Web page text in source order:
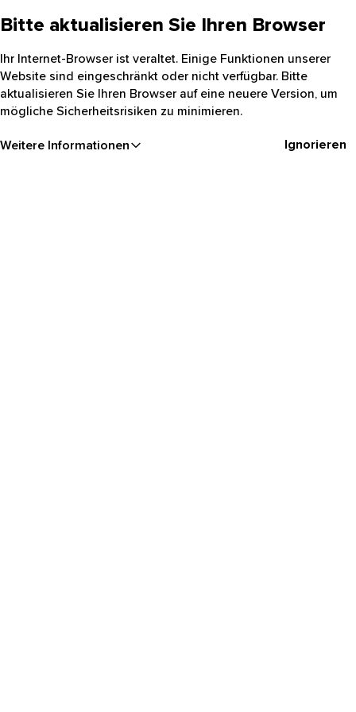
Bitte aktualisieren Sie Ihren Browser
Ihr Internet-Browser ist veraltet. Einige Funktionen unserer
Website sind eingeschränkt oder nicht verfügbar. Bitte
aktualisieren Sie Ihren Browser auf eine neuere Version, um
mögliche Sicherheitsrisiken zu minimieren.
Weitere Informationen Ignorieren